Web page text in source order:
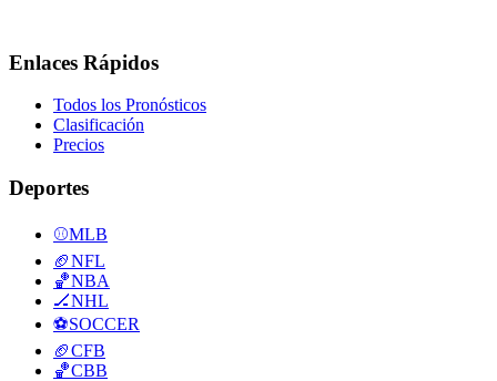
Enlaces Rápidos
Todos los Pronósticos
Clasificación
Precios
Deportes
⚾MLB
🏈NFL
🏀NBA
🏒NHL
⚽SOCCER
🏈CFB
🏀CBB